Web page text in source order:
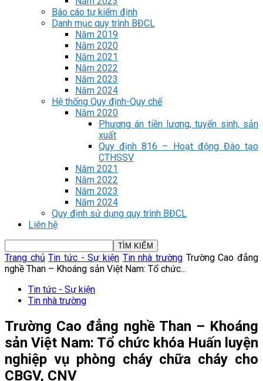
Báo cáo tự kiểm định
Danh mục quy trình BĐCL
Năm 2019
Năm 2020
Năm 2021
Năm 2022
Năm 2023
Năm 2024
Hệ thống Quy định-Quy chế
Năm 2020
Phương án tiền lương, tuyển sinh, sản
xuất
Quy định 816 – Hoạt động Đào tạo
CTHSSV
Năm 2021
Năm 2022
Năm 2023
Năm 2024
Quy định sử dụng quy trình BĐCL
Liên hệ
Trang chủ Tin tức - Sự kiện Tin nhà trường Trường Cao đẳng
nghề Than – Khoáng sản Việt Nam: Tổ chức...
Tin tức - Sự kiện
Tin nhà trường
Trường Cao đẳng nghề Than – Khoáng
sản Việt Nam: Tổ chức khóa Huấn luyện
nghiệp vụ phòng cháy chữa cháy cho
CBGV, CNV